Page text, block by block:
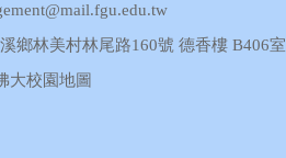
鄉林美村林尾路160號 德香樓 B406室
大校園地圖